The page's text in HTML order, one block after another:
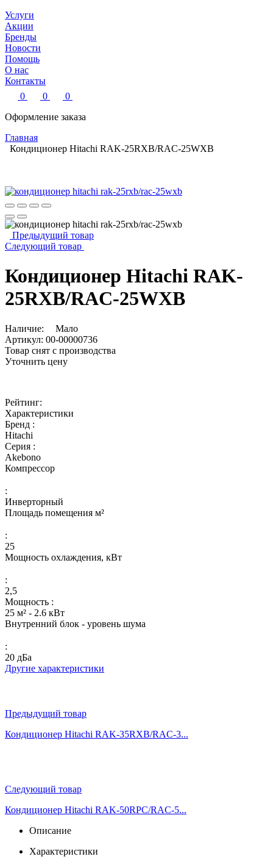
Услуги
Акции
Бренды
Новости
Помощь
О нас
Контакты
0
0
0
Оформление заказа
Главная
Кондиционер Hitachi RAK-25RXB/RAC-25WXB
Предыдущий товар
Следующий товар
Кондиционер Hitachi RAK-
25RXB/RAC-25WXB
Наличие:
Мало
Артикул: 00-00000736
Товар снят с производства
Уточнить цену
Рейтинг:
Характеристики
Бренд :
Hitachi
Серия :
Akebono
Компрессор
:
Инверторный
Площадь помещения м²
:
25
Мощность охлаждения, кВт
:
2,5
Мощность :
25 м² - 2.6 кВт
Внутренний блок - уровень шума
:
20 дБа
Другие характеристики
Предыдущий товар
Кондиционер Hitachi RAK-35RXB/RAC-3...
Следующий товар
Кондиционер Hitachi RAK-50RPC/RAC-5...
Описание
Характеристики